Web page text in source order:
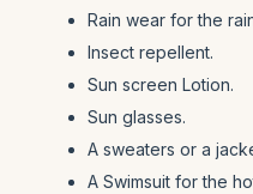
Rain wear for the
Insect repellent.
Sun screen Lotion.
Sun glasses.
A sweaters or a
A Swimsuit for the